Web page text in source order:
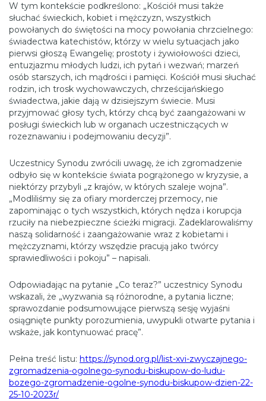
W tym kontekście podkreślono: „Kościół musi także
słuchać świeckich, kobiet i mężczyzn, wszystkich
powołanych do świętości na mocy powołania chrzcielnego:
świadectwa katechistów, którzy w wielu sytuacjach jako
pierwsi głoszą Ewangelię; prostoty i żywiołowości dzieci,
entuzjazmu młodych ludzi, ich pytań i wezwań; marzeń
osób starszych, ich mądrości i pamięci. Kościół musi słuchać
rodzin, ich trosk wychowawczych, chrześcijańskiego
świadectwa, jakie dają w dzisiejszym świecie. Musi
przyjmować głosy tych, którzy chcą być zaangażowani w
posługi świeckich lub w organach uczestniczących w
rozeznawaniu i podejmowaniu decyzji”.
Uczestnicy Synodu zwrócili uwagę, że ich zgromadzenie
odbyło się w kontekście świata pogrążonego w kryzysie, a
niektórzy przybyli „z krajów, w których szaleje wojna”.
„Modliliśmy się za ofiary morderczej przemocy, nie
zapominając o tych wszystkich, których nędza i korupcja
rzuciły na niebezpieczne ścieżki migracji. Zadeklarowaliśmy
naszą solidarność i zaangażowanie wraz z kobietami i
mężczyznami, którzy wszędzie pracują jako twórcy
sprawiedliwości i pokoju” – napisali.
Odpowiadając na pytanie „Co teraz?” uczestnicy Synodu
wskazali, że „wyzwania są różnorodne, a pytania liczne;
sprawozdanie podsumowujące pierwszą sesję wyjaśni
osiągnięte punkty porozumienia, uwypukli otwarte pytania i
wskaże, jak kontynuować pracę”.
Pełna treść listu: https://synod.org.pl/list-xvi-zwyczajnego-
zgromadzenia-ogolnego-synodu-biskupow-do-ludu-
bozego-zgromadzenie-ogolne-synodu-biskupow-dzien-22-
25-10-2023r/